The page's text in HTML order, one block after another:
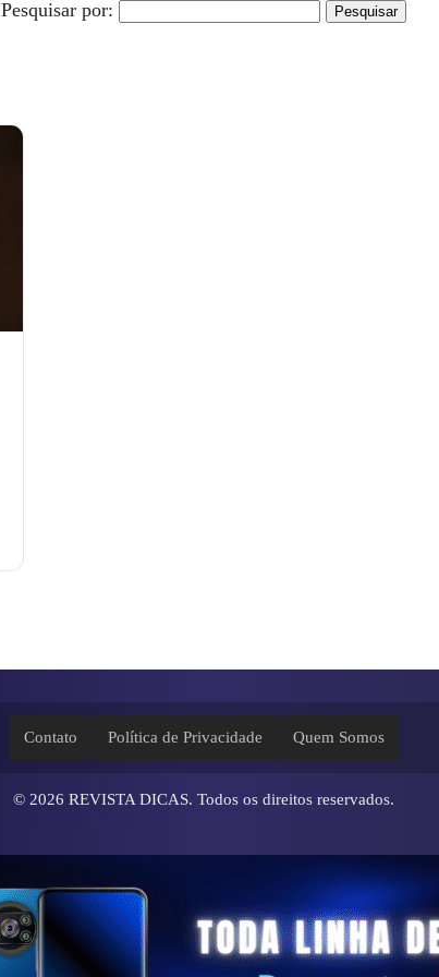
Pesquisar por:
Contato Política de Privacidade Quem Somos
© 2026 REVISTA DICAS. Todos os direitos reservados.